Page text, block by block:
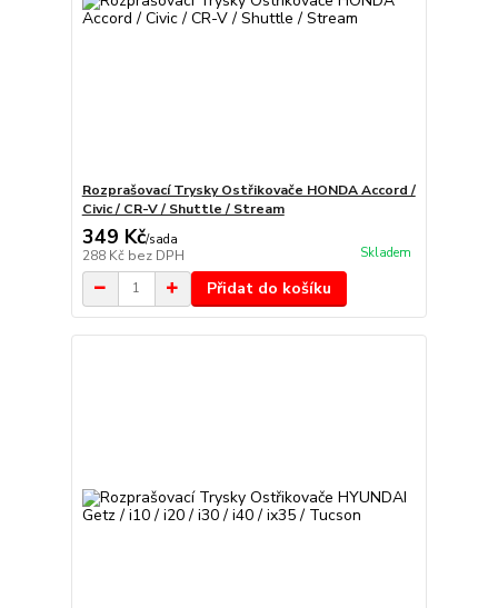
Rozprašovací Trysky Ostřikovače HONDA Accord /
Civic / CR-V / Shuttle / Stream
349 Kč/sada
288 Kč bez DPH Skladem
Přidat do košíku